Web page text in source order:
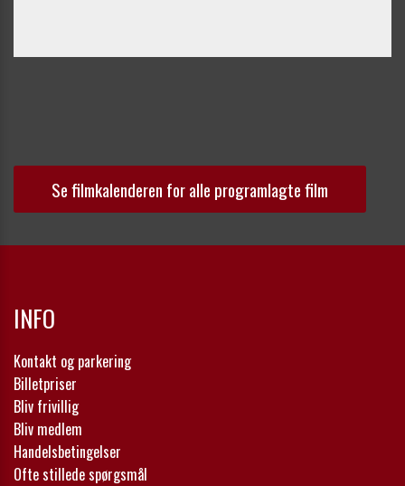
Se filmkalenderen for alle programlagte film
INFO
Kontakt og parkering
Billetpriser
Bliv frivillig
Bliv medlem
Handelsbetingelser
Ofte stillede spørgsmål